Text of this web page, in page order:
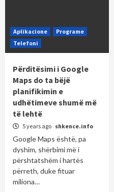
Aplikacione
Programe
Telefoni
Përditësimi i Google
Maps do ta bëjë
planifikimin e
udhëtimeve shumë më
të lehtë
5 years ago shkence.info
Google Maps është, pa
dyshim, shërbimi më i
përshtatshëm i hartës
përreth, duke fituar
miliona…